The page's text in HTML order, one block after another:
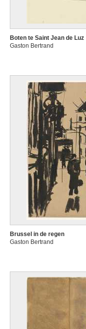
Boten te Saint Jean de Luz
Gaston Bertrand
Brussel in de regen
Gaston Bertrand